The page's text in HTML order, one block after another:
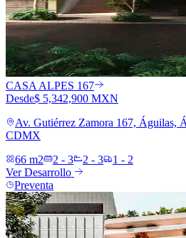
CASA ALPES 167
Desde$ 5,342,900 MXN
Av. Gutiérrez Zamora 167, Águilas,
CDMX
66 m2
2 - 3 2 - 3
1 - 2
Ver Desarrollo
Preventa